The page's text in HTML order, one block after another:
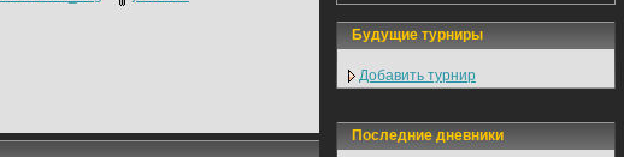
Будущие турниры
Добавить турнир
Последние дневники